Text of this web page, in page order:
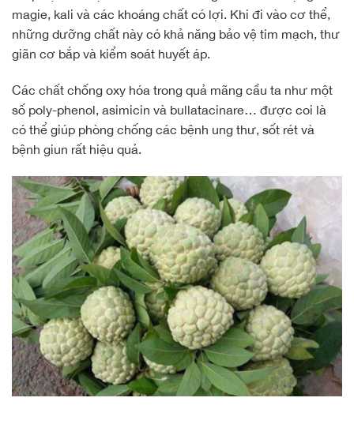
magie, kali và các khoáng chất có lợi. Khi đi vào cơ thể,
những dưỡng chất này có khả năng bảo vệ tim mạch, thư
giãn cơ bắp và kiểm soát huyết áp.
Các chất chống oxy hóa trong quả mãng cầu ta như một
số poly-phenol, asimicin và bullatacinare… được coi là
có thể giúp phòng chống các bệnh ung thư, sốt rét và
bệnh giun rất hiệu quả.